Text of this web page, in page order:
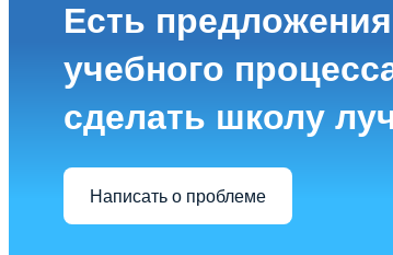
Есть
учебного
сделать школу
Написать о проблеме